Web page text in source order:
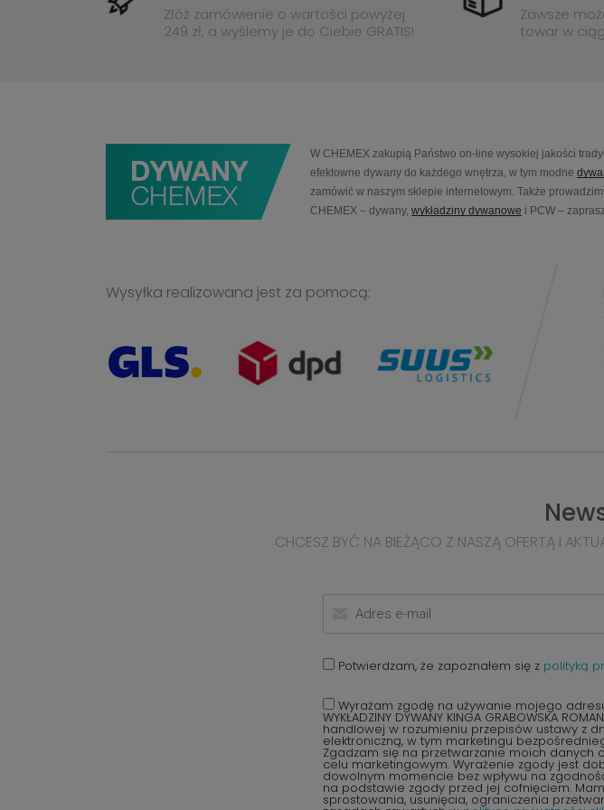
Złóż zamówienie o wartości powyżej
249 zł, a wyślemy je do Ciebie GRATIS!
Zawsze
towar w
W CHEMEX zakupią Państwo on-line wysokiej jakości
efektowne dywany do każdego wnętrza, w tym modne
zamówić w naszym sklepie internetowym. Także
CHEMEX – dywany, wykładziny dywanowe i PCW –
Wysyłka realizowana jest za pomocą:
CHCESZ BYĆ NA BIEŻĄCO Z NASZĄ OFERTĄ I
Potwierdzam, że zapoznałem się z polityką
Wyrażam zgodę na używanie mojego
WYKŁADZINY DYWANY KINGA GRABOWSKA
handlowej w rozumieniu przepisów ustawy z
elektroniczną, w tym marketingu
Zgadzam się na przetwarzanie moich
celu marketingowym. Wyrażenie zgody jest
dowolnym momencie bez wpływu na
na podstawie zgody przed jej cofnięciem.
sprostowania, usunięcia, ograniczenia